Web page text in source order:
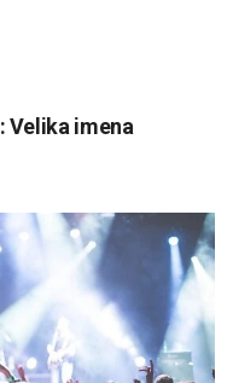
Velika imena